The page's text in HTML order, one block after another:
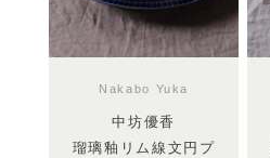
Nakabo Yuka
中坊優香
瑠璃釉リム線文円プ